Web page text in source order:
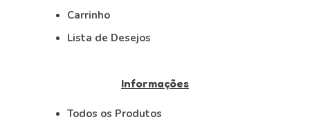
Carrinho
Lista de Desejos
Informações
Todos os Produtos